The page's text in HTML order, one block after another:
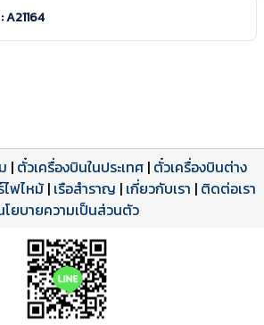
ดาวน์โหลด PDF
เปิดหน้าเต็ม
เปิดหน้าเต็ม
| ตั๋วเครื่องบินในประเทศ| ตั๋วเครื่องบินต่าง
ไฟไหม้ | เรือสำราญ | เกี่ยวกับเรา | ติดต่อเรา
โยบายความเป็นส่วนตัว